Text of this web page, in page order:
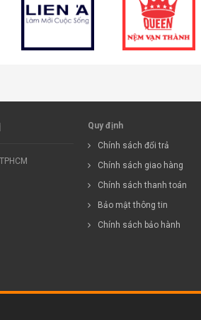
Quy định
Chính sách đổi trả
Chính sách giao hàng
Chính sách thanh toán
Bảo mật thông tin
Chính sách bảo hành